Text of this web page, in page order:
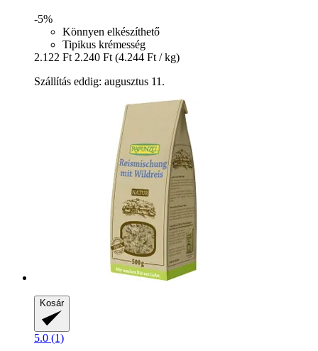
-5%
Könnyen elkészíthető
Tipikus krémesség
2.122 Ft 2.240 Ft (4.244 Ft / kg)
Szállítás eddig: augusztus 11.
Kosár
5.0 (1)